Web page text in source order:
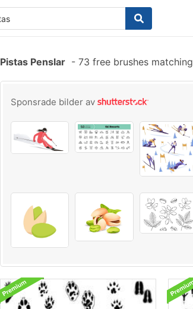
Pistas Penslar - 73 free brushes matching
Sponsrade bilder av